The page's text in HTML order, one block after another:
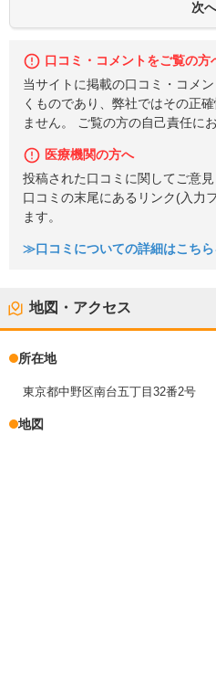
口コミ・コメントをご覧の方
当サイトに掲載の口コミ・コメ
くものであり、弊社ではその正
ません。 ご覧の方の自己責任に
医療機関の方へ
投稿された口コミに関してご意
口コミの末尾にあるリンク(入力
ます。
≫口コミについての詳細はこちら
地図・アクセス
所在地
東京都中野区南台五丁目32番2号
地図